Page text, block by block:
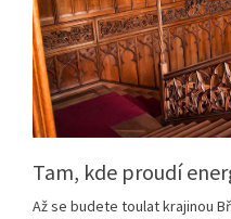
Tam, kde proudí
Až se budete toulat krajinou